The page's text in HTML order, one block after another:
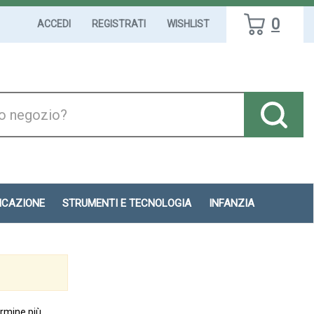
ACCEDI REGISTRATI WISHLIST 0
STRUMENTI E TECNOLOGIA INFANZIA